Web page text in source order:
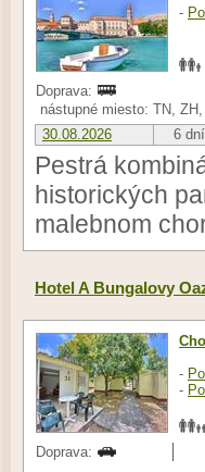
-
Doprava:
nástupné miesto: TN,
30.08.2026
6 dní
Pestrá
historických
malebnom
Hotel A Bungalovy
-
-
Doprava: